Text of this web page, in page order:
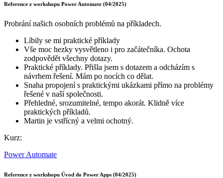
Reference z workshopu Power Automate (04/2025)
Probrání našich osobních problémů na příkladech.
Líbily se mi praktické příklady
Vše moc hezky vysvětleno i pro začátečníka. Ochota
zodpovědět všechny dotazy.
Praktické příklady. Přišla jsem s dotazem a odcházím s
návrhem řešení. Mám po nocích co dělat.
Snaha propojení s praktickými ukázkami přímo na problémy
řešené v naší společnosti.
Přehledné, srozumitelné, tempo akorát. Klidně více
praktických příkladů.
Martin je vstřícný a velmi ochotný.
Kurz:
Power Automate
Reference z workshopu Úvod do Power Apps (04/2025)